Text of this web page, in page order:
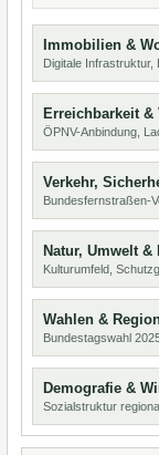
Immobilien &
Digitale Infrastruktur,
Erreichbarkeit &
ÖPNV-Anbindung,
Verkehr,
Bundesfernstraßen-
Natur, Umwelt &
Kulturumfeld,
Wahlen &
Bundestagswahl
Demografie &
Sozialstruktur